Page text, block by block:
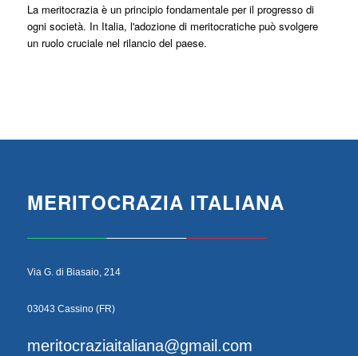
La meritocrazia è un principio fondamentale per il progresso di
ogni società. In Italia, l'adozione di meritocratiche può svolgere
un ruolo cruciale nel rilancio del paese.
MERITOCRAZIA ITALIANA
Via G. di Biasaio, 214
03043 Cassino (FR)
meritocraziaitaliana@gmail.com